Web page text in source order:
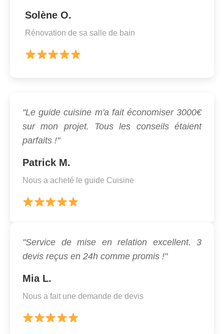
Solène O.
Rénovation de sa salle de bain
"Le guide cuisine m'a fait économiser 3000€
sur mon projet. Tous les conseils étaient
parfaits !"
Patrick M.
Nous a acheté le guide Cuisine
"Service de mise en relation excellent. 3
devis reçus en 24h comme promis !"
Mia L.
Nous a fait une demande de devis